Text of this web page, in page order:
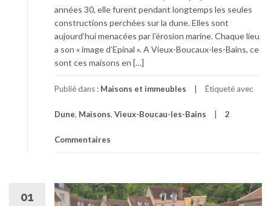
années 30, elle furent pendant longtemps les seules
constructions perchées sur la dune. Elles sont
aujourd’hui menacées par l’érosion marine. Chaque lieu
a son « image d’Epinal ». A Vieux-Boucaux-les-Bains, ce
sont ces maisons en […]
Publié dans : Maisons et immeubles Étiqueté avec
Dune, Maisons, Vieux-Boucau-les-Bains 2
Commentaires
01